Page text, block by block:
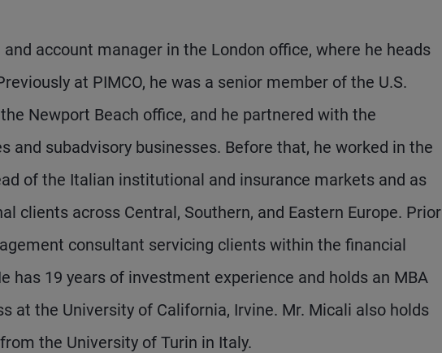
account manager in the London office, where he heads
at PIMCO, he was a senior member of the U.S.
Newport Beach office, and he partnered with the
and subadvisory businesses. Before that, he worked in the
of the Italian institutional and insurance markets and as
clients across Central, Southern, and Eastern Europe. Prior
consultant servicing clients within the financial
has 19 years of investment experience and holds an MBA
at the University of California, Irvine. Mr. Micali also holds
the University of Turin in Italy.